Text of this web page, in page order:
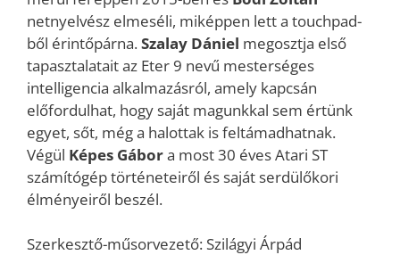
netnyelvész elmeséli, miképpen lett a touchpad-
ből érintőpárna.Szalay Dániel megosztja első
tapasztalatait az Eter 9 nevű mesterséges
intelligencia alkalmazásról, amely kapcsán
előfordulhat, hogy saját magunkkal sem értünk
egyet, sőt, még a halottak is feltámadhatnak.
Végül Képes Gábora most 30 éves Atari ST
számítógép történeteiről és saját serdülőkori
élményeiről beszél.
Szerkesztő-műsorvezető: Szilágyi Árpád